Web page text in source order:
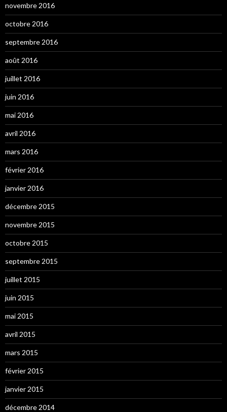
novembre 2016
octobre 2016
septembre 2016
août 2016
juillet 2016
juin 2016
mai 2016
avril 2016
mars 2016
février 2016
janvier 2016
décembre 2015
novembre 2015
octobre 2015
septembre 2015
juillet 2015
juin 2015
mai 2015
avril 2015
mars 2015
février 2015
janvier 2015
décembre 2014